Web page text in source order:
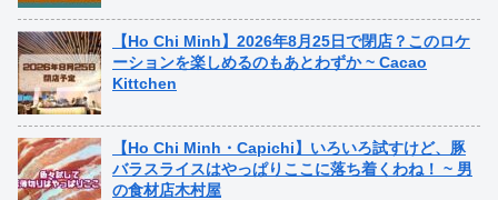
【Ho Chi Minh】2026年8月25日で閉店？このロケ
ーションを楽しめるのもあとわずか ~ Cacao
Kittchen
【Ho Chi Minh・Capichi】いろいろ試すけど、豚
バラスライスはやっぱりここに落ち着くわね！ ~ 男
の食材店木村屋